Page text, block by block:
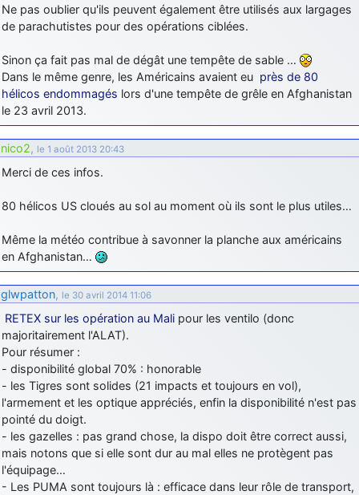
Ne pas oublier qu'ils peuvent également être utilisés aux largages
de parachutistes pour des opérations ciblées.
Sinon ça fait pas mal de dégât une tempête de sable …
Dans le même genre, les Américains avaient eu près de 80
hélicos endommagés lors d'une tempête de grêle en Afghanistan
le 23 avril 2013.
nico2, le 1 août 2013 20:43
Merci de ces infos.
80 hélicos US cloués au sol au moment où ils sont le plus utiles…
Même la météo contribue à savonner la planche aux américains
en Afghanistan…
glwpatton, le 30 avril 2014 11:06
RETEX sur les opération au Mali pour les ventilo (donc
majoritairement l'ALAT).
Pour résumer :
- disponibilité global 70% : honorable
- les Tigres sont solides (21 impacts et toujours en vol),
l'armement et les optique appréciés, enfin la disponibilité n'est pas
pointé du doigt.
- les gazelles : pas grand chose, la dispo doit être correct aussi,
mais notons que si elle sont dur au mal elles ne protègent pas
l'équipage…
- Les PUMA sont toujours là : efficace dans leur rôle de transport,